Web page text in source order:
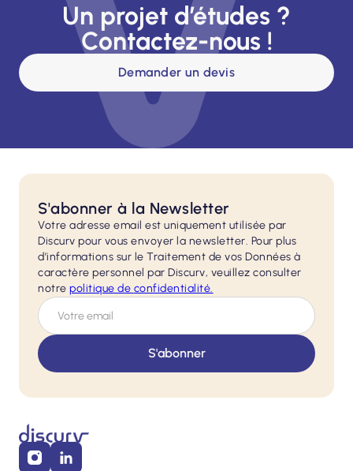
Un projet d’études ?
Contactez-nous !
Demander un devis
S'abonner à la Newsletter
Votre adresse email est uniquement utilisée par
Discurv pour vous envoyer la newsletter. Pour plus
d’informations sur le Traitement de vos Données à
caractère personnel par Discurv, veuillez consulter
notre politique de confidentialité.